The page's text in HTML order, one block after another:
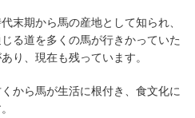
末期から馬の産地として知られ、
る道を多くの馬が行きかっていた
り、現在も残っています。
から馬が生活に根付き、食文化に